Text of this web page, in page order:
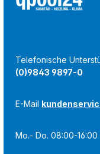
Telefonische
(0)9843 9897-0
E-Mail
Mo.- Do. 08:00-16:00